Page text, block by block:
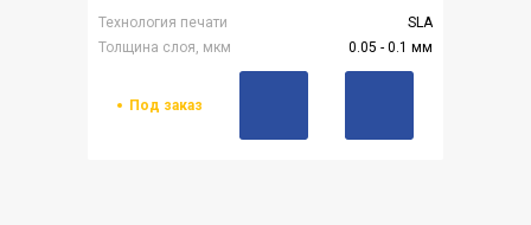
Технология печати
SLA
Толщина слоя, мкм
0.05 - 0.1 мм
Под заказ